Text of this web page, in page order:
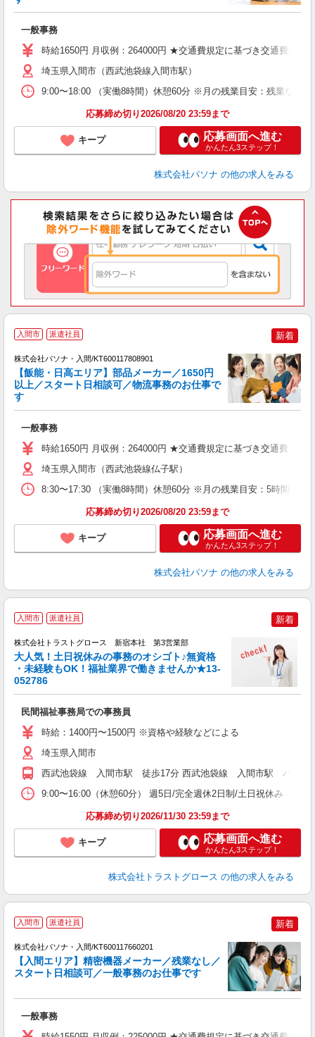
一般事務
時給1650円 月収例：264000円 ★交通費規定に基づき交通費支給
埼玉県入間市（西武池袋線入間市駅）
9:00〜18:00 （実働8時間）休憩60分 ※月の残業目安：残業なし
応募締め切り2026/08/20 23:59まで
キープ 応募画面へ進む
かんたん3ステップ！
株式会社パソナ の他の求人をみる
入間市 派遣社員 新着
株式会社パソナ・入間/KT600117808901
【飯能・日高エリア】部品メーカー／1650円
以上／スタート日相談可／物流事務のお仕事で
す
一般事務
時給1650円 月収例：264000円 ★交通費規定に基づき交通費支給
埼玉県入間市（西武池袋線仏子駅）
8:30〜17:30 （実働8時間）休憩60分 ※月の残業目安：5時間以
応募締め切り2026/08/20 23:59まで
キープ 応募画面へ進む
かんたん3ステップ！
株式会社パソナ の他の求人をみる
入間市 派遣社員 新着
株式会社トラストグロース 新宿本社 第3営業部
大人気！土日祝休みの事務のオシゴト♪無資格
・未経験もOK！福祉業界で働きませんか★13-
052786
民間福祉事務局での事務員
時給：1400円〜1500円 ※資格や経験などによる
埼玉県入間市
西武池袋線 入間市駅 徒歩17分 西武池袋線 入間市駅 バス5分
9:00〜16:00（休憩60分） 週5日/完全週休2日制/土日祝休み
応募締め切り2026/11/30 23:59まで
キープ 応募画面へ進む
かんたん3ステップ！
株式会社トラストグロース の他の求人をみる
入間市 派遣社員 新着
株式会社パソナ・入間/KT600117660201
【入間エリア】精密機器メーカー／残業なし／
スタート日相談可／一般事務のお仕事です
一般事務